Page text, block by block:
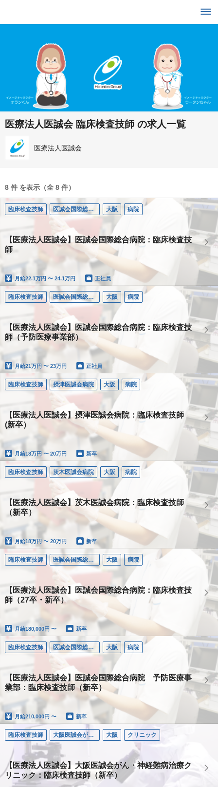
医療法人医誠会 臨床検査技師 の求人一覧
医療法人医誠会
8 件 を表示（全 8 件）
臨床検査技師 医誠会国際総合病院 大阪 病院
【医療法人医誠会】医誠会国際総合病院：臨床検査技
師
月給22.1万円 〜 24.1万円 正社員
臨床検査技師 医誠会国際総合病院 大阪 病院
【医療法人医誠会】医誠会国際総合病院：臨床検査技
師（予防医療事業部）
月給21万円 〜 23万円 正社員
臨床検査技師 摂津医誠会病院 大阪 病院
【医療法人医誠会】摂津医誠会病院：臨床検査技師
(新卒）
月給18万円 〜 20万円 新卒
臨床検査技師 茨木医誠会病院 大阪 病院
【医療法人医誠会】茨木医誠会病院：臨床検査技師
（新卒）
月給18万円 〜 20万円 新卒
臨床検査技師 医誠会国際総合病院 大阪 病院
【医療法人医誠会】医誠会国際総合病院：臨床検査技
師（27卒・新卒）
月給180,000円 〜 新卒
臨床検査技師 医誠会国際総合病院 大阪 病院
【医療法人医誠会】医誠会国際総合病院 予防医療事
業部：臨床検査技師（新卒）
月給210,000円 〜 新卒
臨床検査技師 大阪医誠会がん・神経難病治療クリニック 大阪 クリニック
【医療法人医誠会】大阪医誠会がん・神経難病治療ク
リニック：臨床検査技師（新卒）